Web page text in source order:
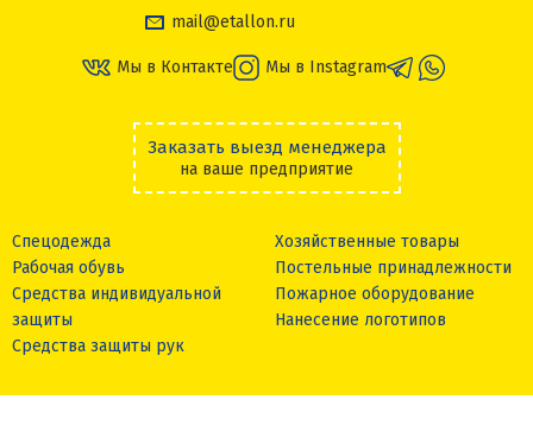
mail@etallon.ru
Мы в Контакте Мы в Instagram
Заказать выезд менеджера
на ваше предприятие
Спецодежда
Рабочая обувь
Средства индивидуальной
защиты
Средства защиты рук
Хозяйственные товары
Постельные принадлежности
Пожарное оборудование
Нанесение логотипов